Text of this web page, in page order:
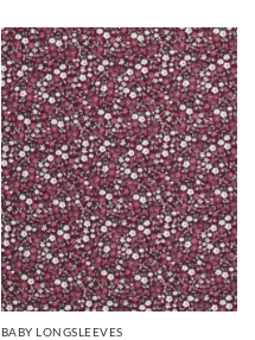
BABY LONGSLEEVES